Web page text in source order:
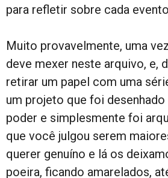
para refletir sobre cada
Muito provavelmente, uma
deve mexer neste arquivo, e,
retirar um papel com uma
um projeto que foi
poder e simplesmente foi
que você julgou serem
querer genuíno e lá os
poeira, ficando amarelados,